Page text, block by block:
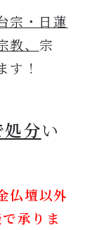
宗・日蓮
、 宗
す！
分い
仏壇以外
承りま